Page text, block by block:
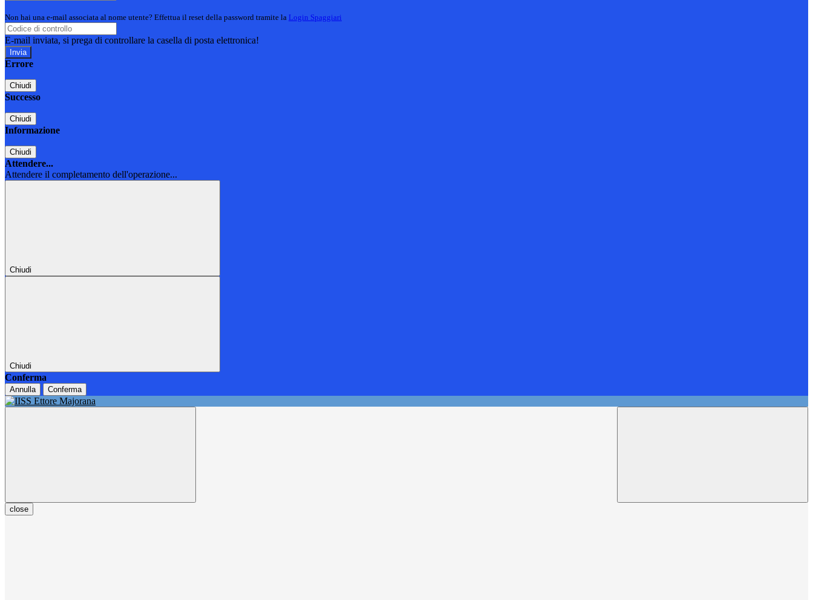
Non hai una e-mail associata al nome utente? Effettua il reset della password tramite la Login Spaggiari
E-mail inviata, si prega di controllare la casella di posta elettronica!
Errore
Chiudi
Successo
Chiudi
Informazione
Chiudi
Attendere...
Attendere il completamento dell'operazione...
Chiudi
Chiudi
Conferma
Annulla Conferma
close